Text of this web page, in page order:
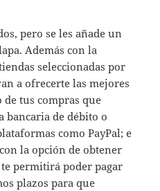
pero se les añade un
Además con la
seleccionadas por
a ofrecerte las mejores
de tus compras que
bancaria de débito o
como PayPal; e
la opción de obtener
permitirá poder pagar
plazos para que